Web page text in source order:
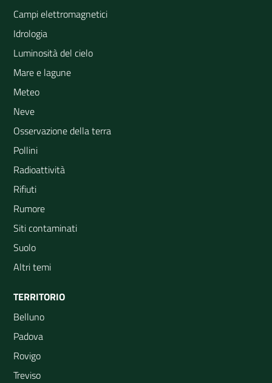
Campi elettromagnetici
Idrologia
Luminosità del cielo
Mare e lagune
Meteo
Neve
Osservazione della terra
Pollini
Radioattività
Rifiuti
Rumore
Siti contaminati
Suolo
Altri temi
TERRITORIO
Belluno
Padova
Rovigo
Treviso